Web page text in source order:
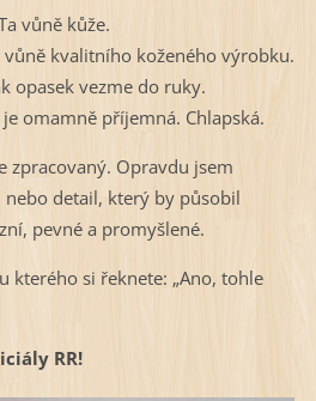
vůně kůže.
kvalitního koženého výrobku.
opasek vezme do ruky.
omamně příjemná. Chlapská.
zpracovaný. Opravdu jsem
detail, který by působil
pevné a promyšlené.
kterého si řeknete: „Ano, tohle
RR!